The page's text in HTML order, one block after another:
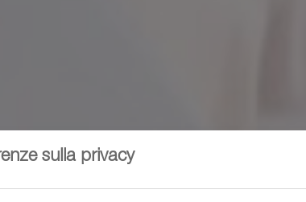
sulla privacy